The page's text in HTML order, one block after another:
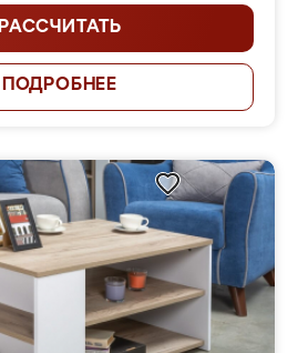
РАССЧИТАТЬ
ПОДРОБНЕЕ